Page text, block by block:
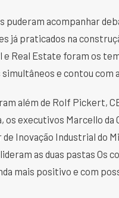
puderam acompanhar
já praticados na
Real Estate foram os
e contou
além de Rolf Pickert,
os executivos Marcello
Inovação Industrial do
as duas pastas Os
mais positivo e com